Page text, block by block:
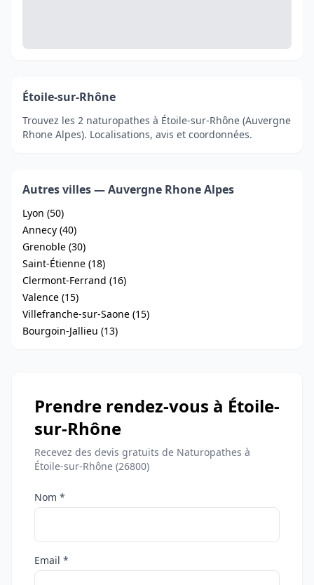
Étoile-sur-Rhône
Trouvez les 2 naturopathes à Étoile-sur-Rhône (Auvergne
Rhone Alpes). Localisations, avis et coordonnées.
Autres villes — Auvergne Rhone Alpes
Lyon (50)
Annecy (40)
Grenoble (30)
Saint-Étienne (18)
Clermont-Ferrand (16)
Valence (15)
Villefranche-sur-Saone (15)
Bourgoin-Jallieu (13)
Prendre rendez-vous à Étoile-
sur-Rhône
Recevez des devis gratuits de Naturopathes à
Étoile-sur-Rhône (26800)
Nom *
Email *